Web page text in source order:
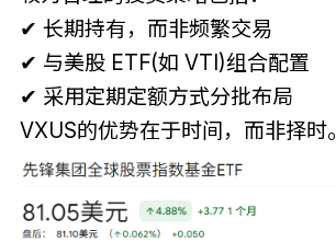
✔ 长期持有，而非频繁交易
✔ 与美股 ETF(如 VTI)组合配置
✔ 采用定期定额方式分批布局
VXUS的优势在于时间，而非择时。